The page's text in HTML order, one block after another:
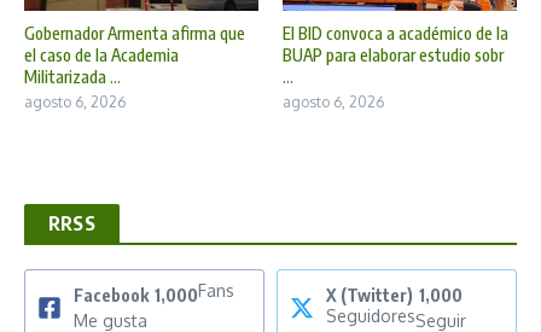
Gobernador Armenta afirma que
el caso de la Academia
Militarizada ...
agosto 6, 2026
El BID convoca a académico de la
BUAP para elaborar estudio sobr
...
agosto 6, 2026
RRSS
Facebook 1,000Fans
Me gusta
X (Twitter) 1,000
SeguidoresSeguir